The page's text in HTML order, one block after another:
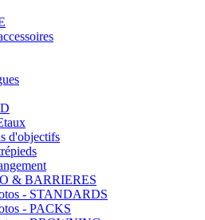
d'objectifs
& BARRIERES
- STANDARDS
- PACKS